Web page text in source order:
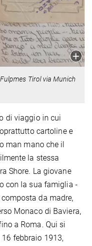
Tirol via Munich
di viaggio in cui
cartoline e
man mano che il
la stessa
Shore. La giovane
con la sua famiglia -
da madre,
Monaco di Baviera,
a Roma. Qui si
febbraio 1913,